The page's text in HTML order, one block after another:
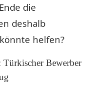
die
deshalb
helfen?
Türkischer Bewerber